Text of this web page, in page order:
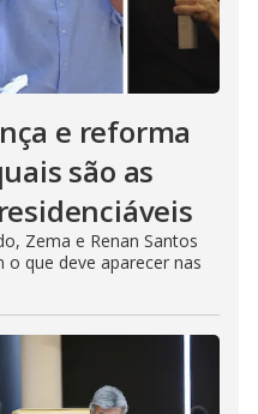
e reforma
são as
Zema e Renan Santos
o que deve aparecer nas